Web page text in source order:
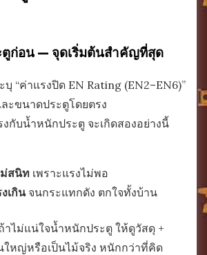
ตูก่อน — จุดเริ่มต้นสำคัญที่สุด
“ค่าแรงปิด EN Rating (EN2–EN6)”
ะขนาดประตูโดยตรง
งกับน้ำหนักประตู จะเกิดสองอย่างนี้
สนิท เพราะแรงไม่พอ
เกินจนกระแทกดัง ตกใจทั้งบ้าน
าไม่แน่ใจน้ำหนักประตู ให้ดูวัสดุ +
หญ่หรือเป็นไม้จริง หนักกว่าที่คิด